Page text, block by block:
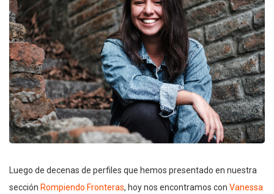
Luego de decenas de perfiles que hemos presentado en nuestra
sección Rompiendo Fronteras, hoy nos encontramos con Vanessa